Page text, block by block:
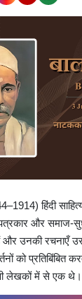
हिंदी
और समाज-
और उनकी रचनाएँ
को प्रतिबिंबित
लेखकों में से एक थे।